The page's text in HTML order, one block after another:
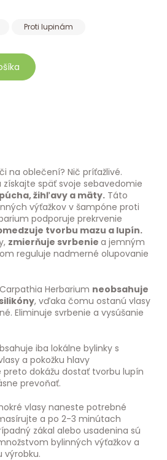
Proti lupinám
na oblečení? Nič príťažlivé.
späť svoje sebavedomie
žihľavy a mäty. Táto
výťažkov v šampóne proti
podporuje prekrvenie
tvorbu mazu a lupín.
zmierňuje svrbenie a jemným
reguluje nadmerné olupovanie
Herbarium neobsahuje
, vďaka čomu ostanú vlasy
Eliminuje svrbenie a vysúšanie
iba lokálne bylinky s
a pokožku hlavy
preto dokážu dostať tvorbu lupín
prevoňať.
vlasy naneste potrebné
a po 2-3 minútach
zákal alebo usadenina sú
bylinných výťažkov a
výrobku.